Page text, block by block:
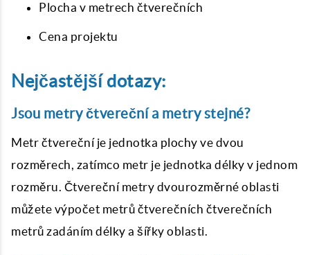
Plocha v metrech čtverečních
Cena projektu
Nejčastější dotazy:
Jsou metry čtvereční a metry stejné?
Metr čtvereční je jednotka plochy ve dvou
rozměrech, zatímco metr je jednotka délky v jednom
rozměru. Čtvereční metry dvourozměrné oblasti
můžete výpočet metrů čtverečních čtverečních
metrů zadáním délky a šířky oblasti.